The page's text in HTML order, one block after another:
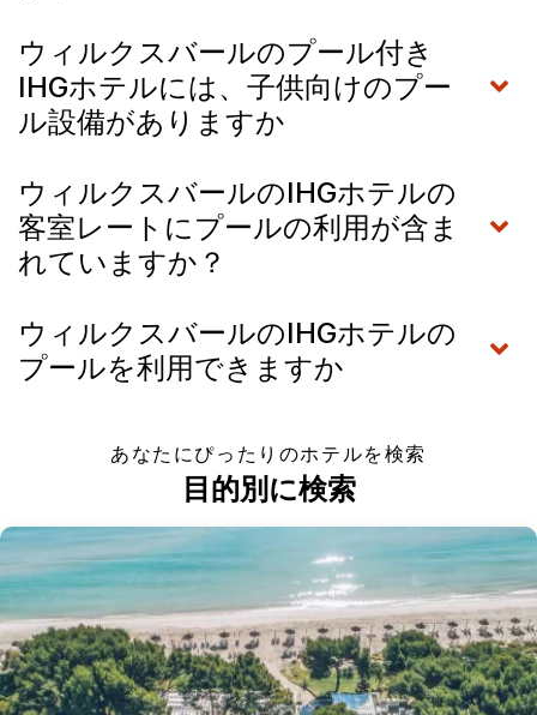
ウィルクスバールのプール付き
IHGホテルには、子供向けのプー
ル設備がありますか
ウィルクスバールのIHGホテルの
客室レートにプールの利用が含ま
れていますか？
ウィルクスバールのIHGホテルの
プールを利用できますか
あなたにぴったりのホテルを検索
目的別に検索